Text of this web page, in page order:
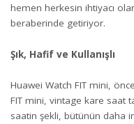
hemen herkesin ihtiyacı
beraberinde getiriyor.
Şık, Hafif ve Kullanışlı
Huawei Watch FIT mini,
FIT mini, vintage kare saat
saatin şekli, bütünün daha